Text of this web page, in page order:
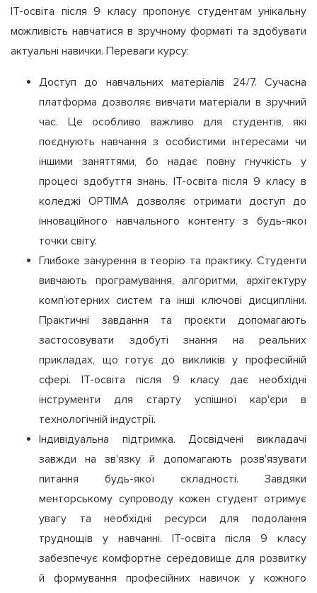
ІТ-освіта після 9 класу пропонує студентам унікальну
можливість навчатися в зручному форматі та здобувати
актуальні навички. Переваги курсу:
Доступ до навчальних матеріалів 24/7. Сучасна
платформа дозволяє вивчати матеріали в зручний
час. Це особливо важливо для студентів, які
поєднують навчання з особистими інтересами чи
іншими заняттями, бо надає повну гнучкість у
процесі здобуття знань. ІТ-освіта після 9 класу в
коледжі OPTIMA дозволяє отримати доступ до
інноваційного навчального контенту з будь-якої
точки світу.
Глибоке занурення в теорію та практику. Студенти
вивчають програмування, алгоритми, архітектуру
комп’ютерних систем та інші ключові дисципліни.
Практичні завдання та проєкти допомагають
застосовувати здобуті знання на реальних
прикладах, що готує до викликів у професійній
сфері. ІТ-освіта після 9 класу дає необхідні
інструменти для старту успішної кар'єри в
технологічній індустрії.
Індивідуальна підтримка. Досвідчені викладачі
завжди на зв'язку й допомагають розв'язувати
питання будь-якої складності. Завдяки
менторському супроводу кожен студент отримує
увагу та необхідні ресурси для подолання
труднощів у навчанні. ІТ-освіта після 9 класу
забезпечує комфортне середовище для розвитку
й формування професійних навичок у кожного